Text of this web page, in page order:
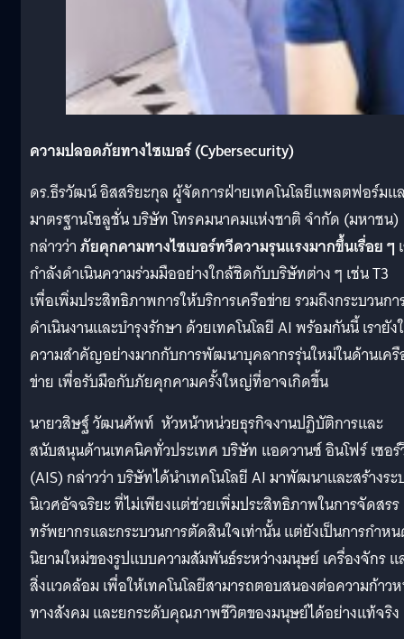
ความปลอดภัยทางไซเบอร์ (Cybersecurity)
ดร.ธีรวัฒน์อิสสริยะกุล ผู้จัดการฝ่ายเทคโนโลยีแพลตฟอร์มแ
มาตรฐานโซลูชั่น บริษัท โทรคมนาคมแห่งชาติ จำกัด (มหาชน)
กล่าวว่าภัยคุกคามทางไซเบอร์ทวีความรุนแรงมากขึ้นเรื่อย ๆ
กำลังดำเนินความร่วมมืออย่างใกล้ชิดกับบริษัทต่าง ๆ เช่น T3
เพื่อเพิ่มประสิทธิภาพการให้บริการเครือข่าย รวมถึงกระบวนกา
ดำเนินงานและบำรุงรักษา ด้วยเทคโนโลยี AI พร้อมกันนี้ เรายัง
ความสำคัญอย่างมากกับการพัฒนาบุคลากรรุ่นใหม่ในด้านเค
ข่าย เพื่อรับมือกับภัยคุกคามครั้งใหญ่ที่อาจเกิดขึ้น
นายวสิษฐ์ วัฒนศัพท์ หัวหน้าหน่วยธุรกิจงานปฏิบัติการและ
สนับสนุนด้านเทคนิคทั่วประเทศ บริษัท แอดวานซ์ อินโฟร์ เซอ
(AIS) กล่าวว่า บริษัทได้นำเทคโนโลยี AI มาพัฒนาและสร้างร
นิเวศอัจฉริยะ ที่ไม่เพียงแต่ช่วยเพิ่มประสิทธิภาพในการจัดสรร
ทรัพยากรและกระบวนการตัดสินใจเท่านั้น แต่ยังเป็นการกำห
นิยามใหม่ของรูปแบบความสัมพันธ์ระหว่างมนุษย์ เครื่องจักร แ
สิ่งแวดล้อม เพื่อให้เทคโนโลยีสามารถตอบสนองต่อความก้าว
ทางสังคม และยกระดับคุณภาพชีวิตของมนุษย์ได้อย่างแท้จริง